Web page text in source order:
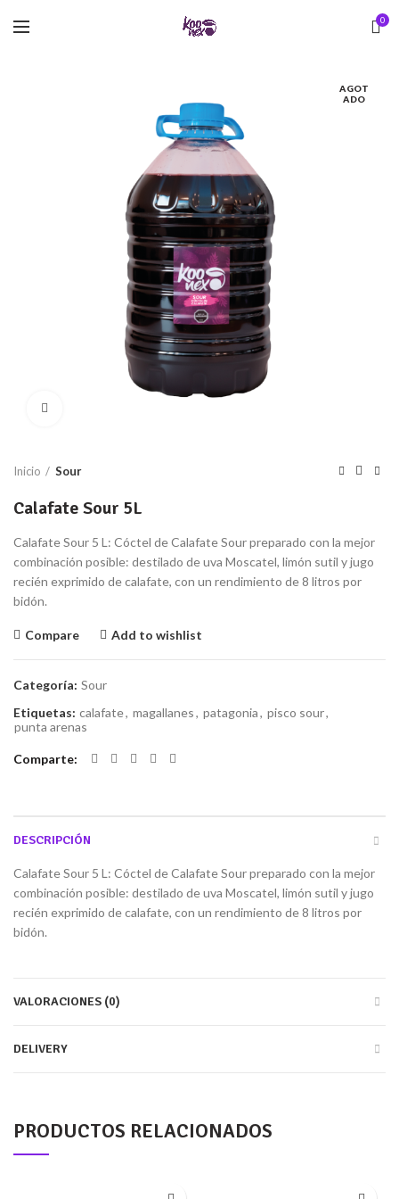
0
AGOT
ADO
Inicio Sour
Calafate Sour 5L
Calafate Sour 5 L: Cóctel de Calafate Sour preparado con la mejor
combinación posible: destilado de uva Moscatel, limón sutil y jugo
recién exprimido de calafate, con un rendimiento de 8 litros por
bidón.
Compare Add to wishlist
Categoría: Sour
Etiquetas: calafate, magallanes, patagonia, pisco sour,
punta arenas
Comparte
DESCRIPCIÓN
Calafate Sour 5 L: Cóctel de Calafate Sour preparado con la mejor
combinación posible: destilado de uva Moscatel, limón sutil y jugo
recién exprimido de calafate, con un rendimiento de 8 litros por
bidón.
VALORACIONES (0)
DELIVERY
PRODUCTOS RELACIONADOS